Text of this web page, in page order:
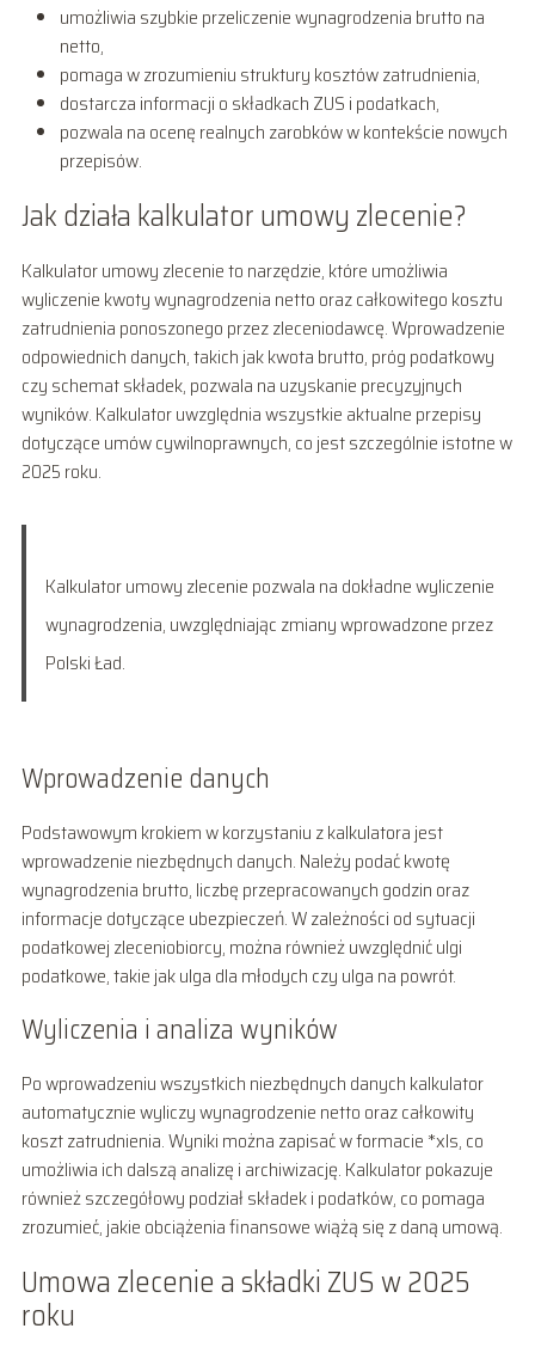
umożliwia szybkie przeliczenie wynagrodzenia brutto na
netto,
pomaga w zrozumieniu struktury kosztów zatrudnienia,
dostarcza informacji o składkach ZUS i podatkach,
pozwala na ocenę realnych zarobków w kontekście nowych
przepisów.
Jak działa kalkulator umowy zlecenie?
Kalkulator umowy zlecenie to narzędzie, które umożliwia
wyliczenie kwoty wynagrodzenia netto oraz całkowitego kosztu
zatrudnienia ponoszonego przez zleceniodawcę. Wprowadzenie
odpowiednich danych, takich jak kwota brutto, próg podatkowy
czy schemat składek, pozwala na uzyskanie precyzyjnych
wyników. Kalkulator uwzględnia wszystkie aktualne przepisy
dotyczące umów cywilnoprawnych, co jest szczególnie istotne w
2025 roku.
Kalkulator umowy zlecenie pozwala na dokładne wyliczenie
wynagrodzenia, uwzględniając zmiany wprowadzone przez
Polski Ład.
Wprowadzenie danych
Podstawowym krokiem w korzystaniu z kalkulatora jest
wprowadzenie niezbędnych danych. Należy podać kwotę
wynagrodzenia brutto, liczbę przepracowanych godzin oraz
informacje dotyczące ubezpieczeń. W zależności od sytuacji
podatkowej zleceniobiorcy, można również uwzględnić ulgi
podatkowe, takie jak ulga dla młodych czy ulga na powrót.
Wyliczenia i analiza wyników
Po wprowadzeniu wszystkich niezbędnych danych kalkulator
automatycznie wyliczy wynagrodzenie netto oraz całkowity
koszt zatrudnienia. Wyniki można zapisać w formacie *xls, co
umożliwia ich dalszą analizę i archiwizację. Kalkulator pokazuje
również szczegółowy podział składek i podatków, co pomaga
zrozumieć, jakie obciążenia finansowe wiążą się z daną umową.
Umowa zlecenie a składki ZUS w 2025
roku